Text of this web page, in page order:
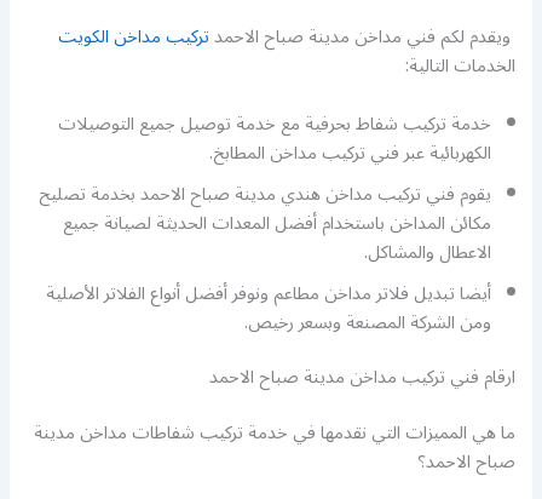
ويقدم لكم فني مداخن مدينة صباح الاحمدتركيب مداخن الكويت
الخدمات التالية:
خدمة تركيب شفاط بحرفية مع خدمة توصيل جميع التوصيلات
الكهربائية عبر فني تركيب مداخن المطابخ.
يقوم فني تركيب مداخن هندي مدينة صباح الاحمد بخدمة تصليح
مكائن المداخن باستخدام أفضل المعدات الحديثة لصيانة جميع
الاعطال والمشاكل.
أيضا تبديل فلاتر مداخن مطاعم ونوفر أفضل أنواع الفلاتر الأصلية
ومن الشركة المصنعة وبسعر رخيص.
ارقام فني تركيب مداخن مدينة صباح الاحمد
ما هي المميزات التي نقدمها في خدمة تركيب شفاطات مداخن مدينة
صباح الاحمد؟